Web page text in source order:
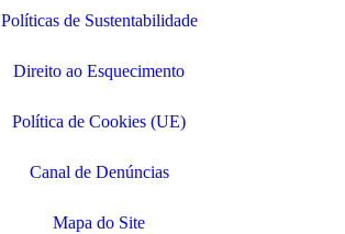
Políticas de Sustentabilidade
Direito ao Esquecimento
Política de Cookies (UE)
Canal de Denúncias
Mapa do Site